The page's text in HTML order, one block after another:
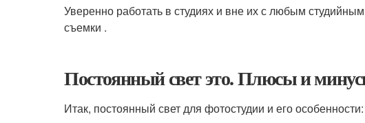
Уверенно работать в студиях и вне их с любым
съемки .
Постоянный свет это. Плюсы и
Итак, постоянный свет для фотостудии и его особенности: